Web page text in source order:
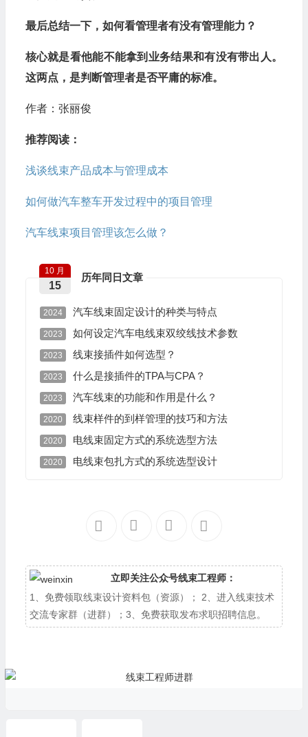
最后总结一下，如何看管理者有没有管理能力？
核心就是看他能不能拿到业务结果和有没有带出人。
这两点，是判断管理者是否平庸的标准。
作者：张丽俊
推荐阅读：
浅谈线束产品成本与管理成本
如何做汽车整车开发过程中的项目管理
汽车线束项目管理该怎么做？
历年同日文章
10 月
15
2024 汽车线束固定设计的种类与特点
2023 如何设定汽车电线束双绞线技术参数
2023 线束接插件如何选型？
2023 什么是接插件的TPA与CPA？
2023 汽车线束的功能和作用是什么？
2020 线束样件的到样管理的技巧和方法
2020 电线束固定方式的系统选型方法
2020 电线束包扎方式的系统选型设计
立即关注公众号线束工程师：
1、免费领取线束设计资料包（资源）； 2、进入线束技术
交流专家群（进群）；3、免费获取发布求职招聘信息。